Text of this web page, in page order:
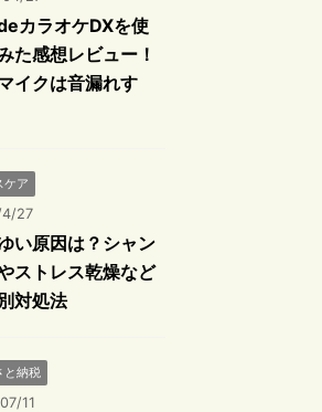
カラオケDXを使
た感想レビュー！
イクは音漏れす
ケア
27
い原因は？シャン
ストレス乾燥など
対処法
と納税
11